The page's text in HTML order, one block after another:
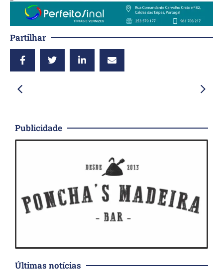
Partilhar
Publicidade
Últimas notícias